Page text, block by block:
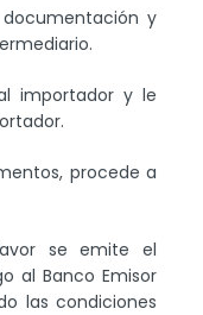
y
importador y le
procede a
se emite el
al Banco Emisor
las condiciones